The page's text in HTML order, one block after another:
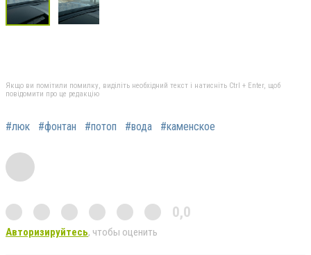
Якщо ви помітили помилку, виділіть необхідний текст і натисніть Ctrl + Enter, щоб
повідомити про це редакцію
#люк #фонтан #потоп #вода #каменское
0,0
Авторизируйтесь, чтобы оценить